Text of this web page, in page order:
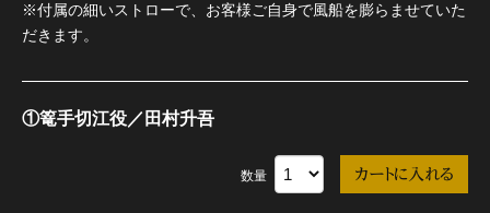
※付属の細いストローで、お客様ご自身で風船を膨らませていた
だきます。
①篭手切江役／田村升吾
数量